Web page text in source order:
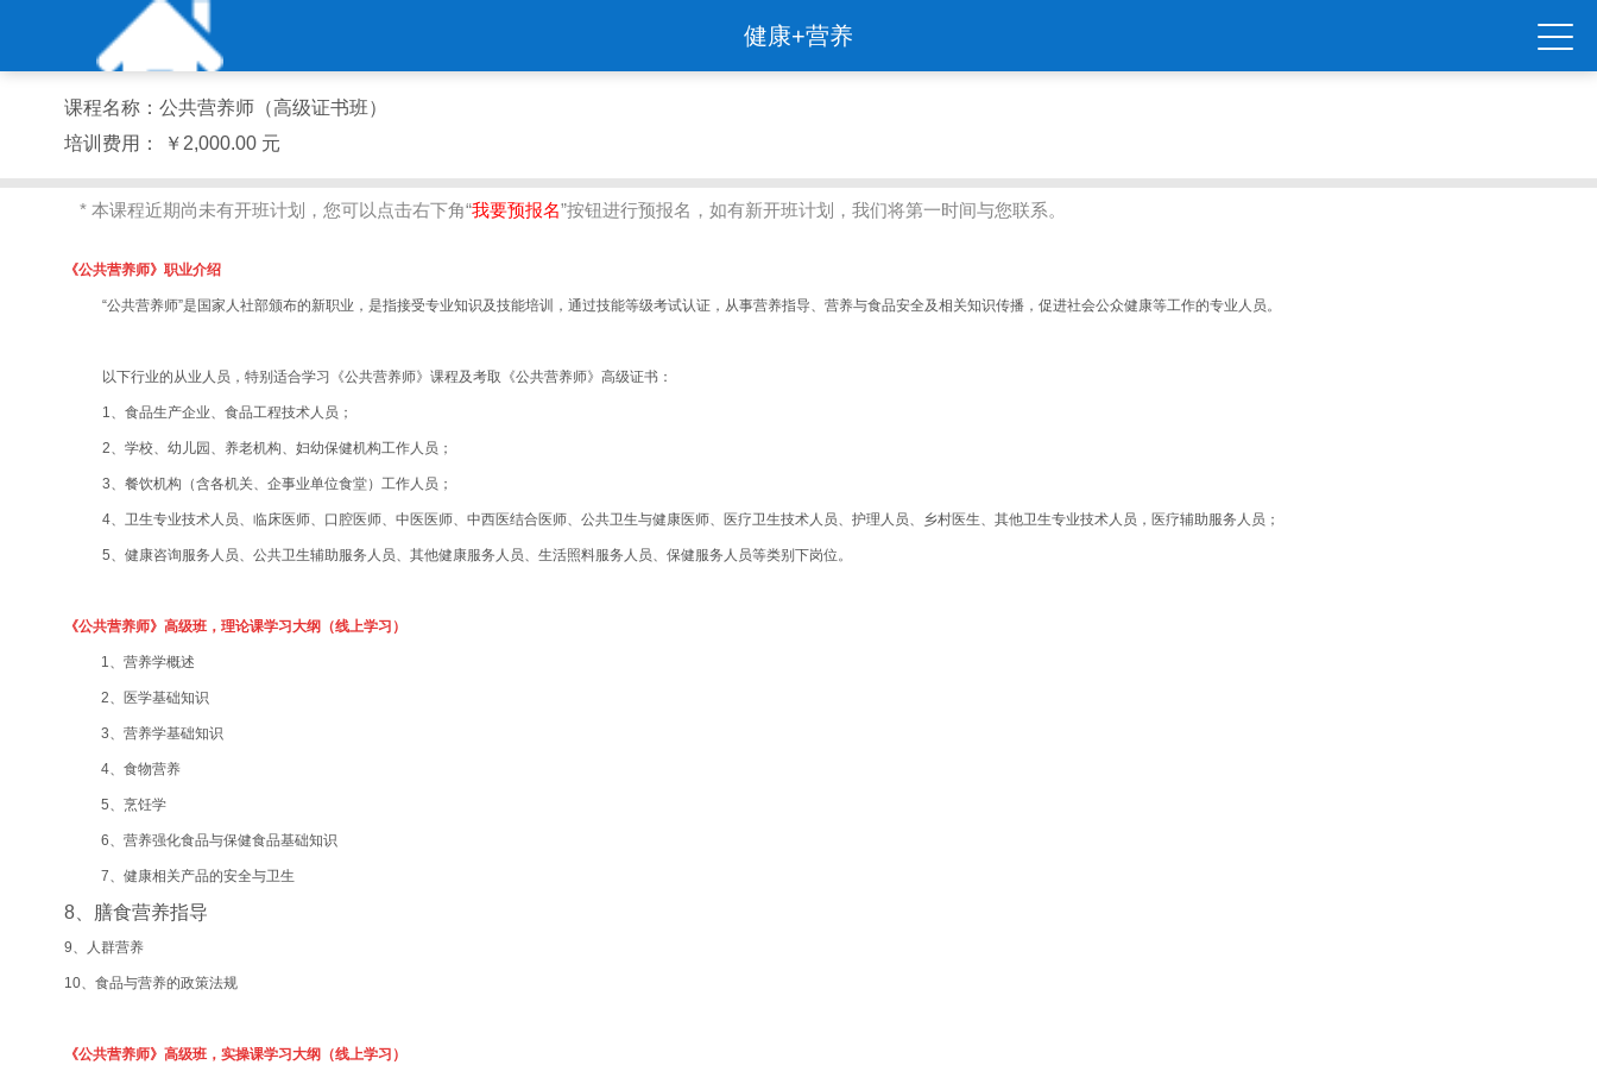
健康+营养
课程名称： 公共营养师（高级证书班）
培训费用：
￥2,000.00 元
* 本课程近期尚未有开班计划，您可以点击右下角“我要预报名”按钮进行预报名，如有新开班计划，我们将第一时间与您联系。
《公共营养师》职业介绍
“公共营养师”是国家人社部颁布的新职业，是指接受专业知识及技能培训，通过技能等级考试认证，从事营养指导、营养与食品安全及相关知识传播，促进社会公众健康等工作的专业人员。
以下行业的从业人员，特别适合学习《公共营养师》课程及考取《公共营养师》高级证书：
1、食品生产企业、食品工程技术人员；
2、学校、幼儿园、养老机构、妇幼保健机构工作人员；
3、餐饮机构（含各机关、企事业单位食堂）工作人员；
4、卫生专业技术人员、临床医师、口腔医师、中医医师、中西医结合医师、公共卫生与健康医师、医疗卫生技术人员、护理人员、乡村医生、其他卫生专业技术人员，医疗辅助服务人员；
5、健康咨询服务人员、公共卫生辅助服务人员、其他健康服务人员、生活照料服务人员、保健服务人员等类别下岗位。
《公共营养师》高级班，理论课学习大纲（线上学习）
1、营养学概述
2、医学基础知识
3、营养学基础知识
4、食物营养
5、烹饪学
6、营养强化食品与保健食品基础知识
7、健康相关产品的安全与卫生
8、膳食营养指导
9、人群营养
10、食品与营养的政策法规
《公共营养师》高级班，实操课学习大纲（线上学习）